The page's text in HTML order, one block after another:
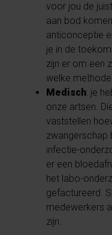
voor jou de
aan bod
anticonceptie
je in de
zijn er om een
welke
Medisch: je
onze artsen.
vaststellen
zwangerschap
infectie-
er een
het labo-
gefactureerd.
medewerkers
zijn.